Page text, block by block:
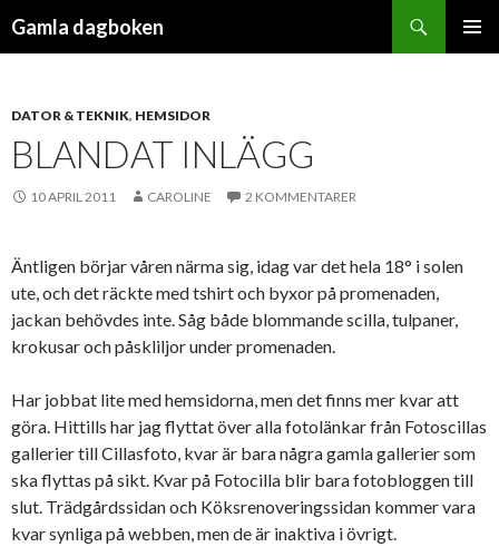
Gamla dagboken
DATOR & TEKNIK, HEMSIDOR
BLANDAT INLÄGG
10 APRIL 2011 CAROLINE 2 KOMMENTARER
Äntligen börjar våren närma sig, idag var det hela 18° i solen
ute, och det räckte med tshirt och byxor på promenaden,
jackan behövdes inte. Såg både blommande scilla, tulpaner,
krokusar och påskliljor under promenaden.
Har jobbat lite med hemsidorna, men det finns mer kvar att
göra. Hittills har jag flyttat över alla fotolänkar från Fotoscillas
gallerier till Cillasfoto, kvar är bara några gamla gallerier som
ska flyttas på sikt. Kvar på Fotocilla blir bara fotobloggen till
slut. Trädgårdssidan och Köksrenoveringssidan kommer vara
kvar synliga på webben, men de är inaktiva i övrigt.